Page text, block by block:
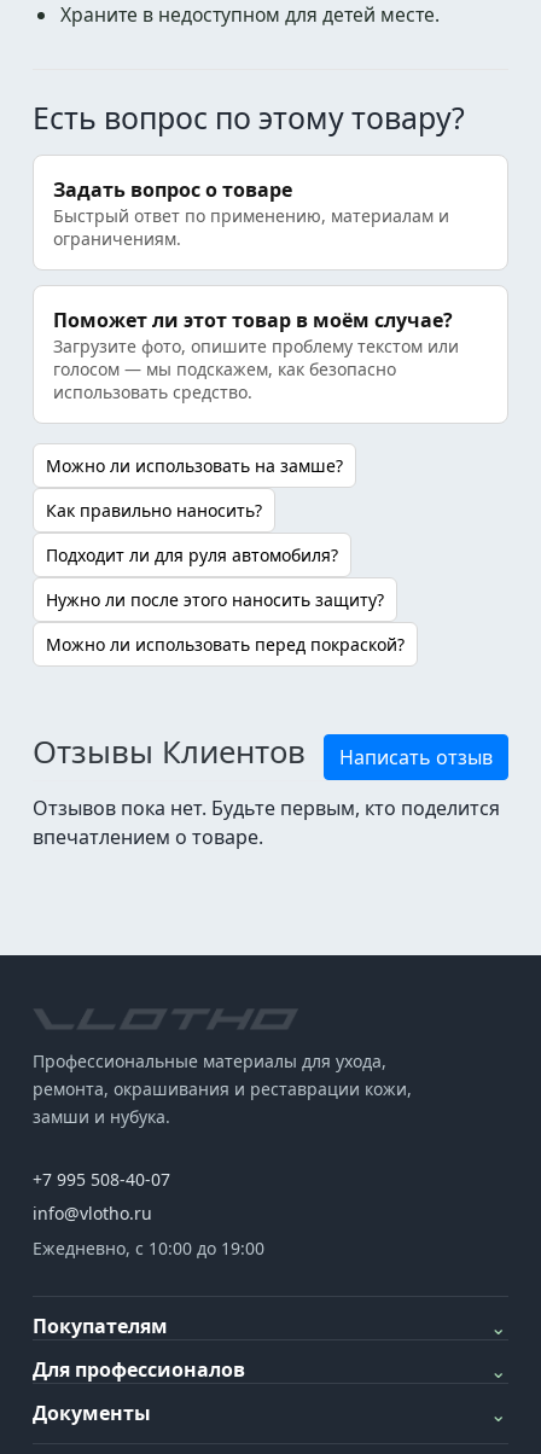
Храните в недоступном для детей месте.
Есть вопрос по этому товару?
Задать вопрос о товаре
Быстрый ответ по применению, материалам и
ограничениям.
Поможет ли этот товар в моём случае?
Загрузите фото, опишите проблему текстом или
голосом — мы подскажем, как безопасно
использовать средство.
Можно ли использовать на замше?
Как правильно наносить?
Подходит ли для руля автомобиля?
Нужно ли после этого наносить защиту?
Можно ли использовать перед покраской?
Отзывы Клиентов
Написать отзыв
Отзывов пока нет. Будьте первым, кто поделится
впечатлением о товаре.
Профессиональные материалы для ухода,
ремонта, окрашивания и реставрации кожи,
замши и нубука.
+7 995 508-40-07
info@vlotho.ru
Ежедневно, с 10:00 до 19:00
Покупателям
⌄
Для профессионалов
⌄
Документы
⌄